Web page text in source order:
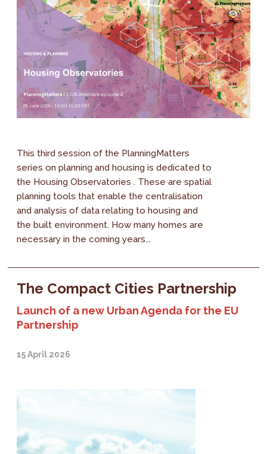
This third session of the PlanningMatters
series on planning and housing is dedicated to
the Housing Observatories . These are spatial
planning tools that enable the centralisation
and analysis of data relating to housing and
the built environment. How many homes are
necessary in the coming years...
The Compact Cities Partnership
Launch of a new Urban Agenda for the EU
Partnership
15 April 2026